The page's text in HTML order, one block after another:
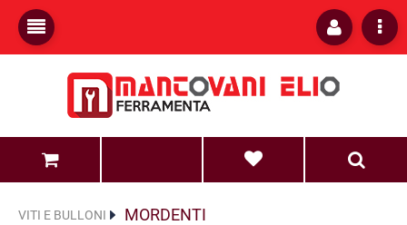
VITI E BULLONI MORDENTI